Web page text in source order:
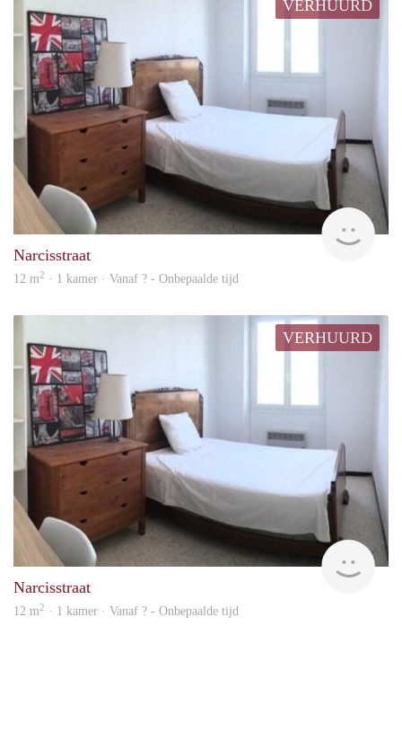
VERHUURD
Narcisstraat
12 m2 · 1 kamer · Vanaf ? - Onbepaalde tijd
VERHUURD
Narcisstraat
12 m2 · 1 kamer · Vanaf ? - Onbepaalde tijd